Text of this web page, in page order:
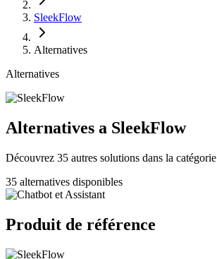
SleekFlow
Alternatives
Alternatives
Alternatives a SleekFlow
Découvrez 35 autres solutions dans la catégorie
35 alternatives disponibles
Produit de référence